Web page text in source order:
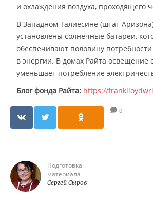
и охлаждения воздуха, проходящего
В Западном Талиесине (штат
установлены солнечные батареи,
обеспечивают половину
в энергии. В домах Райта освещение
уменьшает потребление
Блог фонда Райта: https://
0
Подготовка
материала
Сергей Сыров